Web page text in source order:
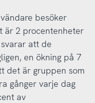
besöker
är 2 procentenheter
att de
en ökning på 7
det är gruppen som
gånger varje dag
av